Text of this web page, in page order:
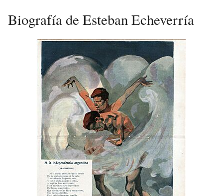
Biografía de Esteban Echeverría